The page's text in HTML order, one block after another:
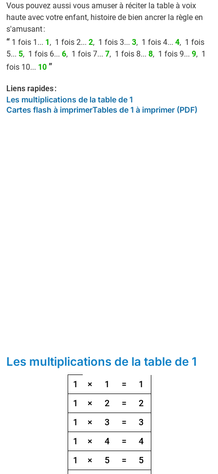
Vous pouvez aussi vous amuser à réciter la table à voix
haute avec votre enfant, histoire de bien ancrer la règle en
s'amusant :
“ 1 fois 1... 1, 1 fois 2...2, 1 fois 3...3, 1 fois 4...4, 1 fois
5... 5, 1 fois 6...6, 1 fois 7...7, 1 fois 8...8, 1 fois 9...9, 1
fois 10... 10 ”
Liens rapides :
Les multiplications de la table de 1
Cartes flash à imprimerTables de 1 à imprimer (PDF)
Les multiplications de la table de 1
Table de multiplication par 1, de 1 à 10
1 × 1 =
1
1
× 2 =
2
1
× 3 =
3
1
× 4 =
4
1
× 5 = 5